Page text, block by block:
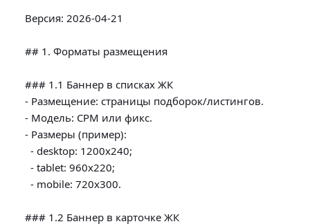
Версия: 2026-04-21
## 1. Форматы размещения
### 1.1 Баннер в списках ЖК
- Размещение: страницы подборок/листингов.
- Модель: CPM или фикс.
- Размеры (пример):
### 1.2 Баннер в карточке ЖК